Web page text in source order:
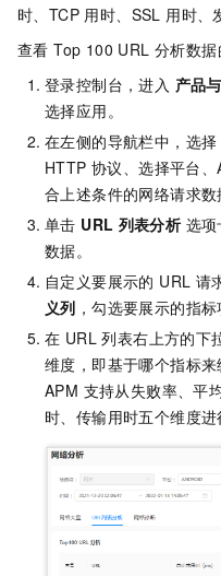
时、TCP 用时、SSL 用时、
查看 Top 100 URL 分析数据
登录控制台，进入 产品
选择应用。
在左侧的导航栏中，选择
HTTP 协议、选择平台
合上述条件的网络请求数
单击 URL 列表分析选项
数据。
自定义要展示的 URL 请
义列 ，勾选要展示的指标
在 URL 列表右上方的下
维度，即基于哪个指标来
APM 支持从失败率、平
时、传输用时五个维度进